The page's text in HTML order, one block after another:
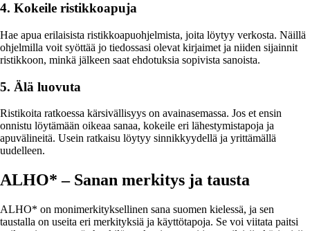
4. Kokeile ristikkoapuja
Hae apua erilaisista ristikkoapuohjelmista, joita löytyy verkosta. Näillä
ohjelmilla voit syöttää jo tiedossasi olevat kirjaimet ja niiden sijainnit
ristikkoon, minkä jälkeen saat ehdotuksia sopivista sanoista.
5. Älä luovuta
Ristikoita ratkoessa kärsivällisyys on avainasemassa. Jos et ensin
onnistu löytämään oikeaa sanaa, kokeile eri lähestymistapoja ja
apuvälineitä. Usein ratkaisu löytyy sinnikkyydellä ja yrittämällä
uudelleen.
ALHO* – Sanan merkitys ja tausta
ALHO* on monimerkityksellinen sana suomen kielessä, ja sen
taustalla on useita eri merkityksiä ja käyttötapoja. Se voi viitata paitsi